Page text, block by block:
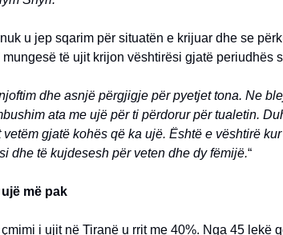
u jep sqarim për situatën e krijuar dhe se
të ujit krijon vështirësi gjatë periudhës
dhe asnjë përgjigje për pyetjet tona. Ne
ata me ujë për ti përdorur për tualetin.
gjatë kohës që ka ujë. Është e vështirë
dhe të kujdesesh për veten dhe dy fëmijë.“
më pak
i ujit në Tiranë u rrit me 40%. Nga 45 lekë